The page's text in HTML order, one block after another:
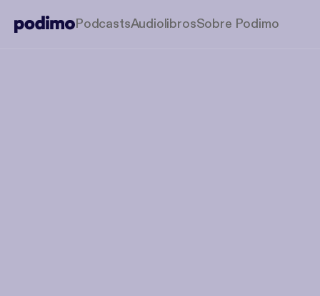
PodcastsAudiolibrosSobre Podimo